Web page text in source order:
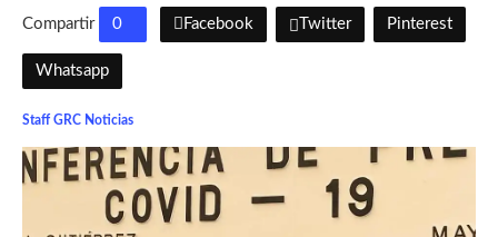
Compartir 0 Facebook Twitter Pinterest
Whatsapp
Staff GRC Noticias